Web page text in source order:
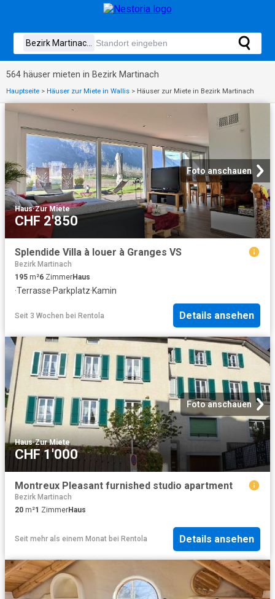
564 häuser mieten in Bezirk Martinach
Hauptseite > Häuser zur Miete in Wallis > Häuser zur Miete in Bezirk Martinach
Foto anschauen
Haus·Zur Miete
CHF 2'850
Splendide Villa à louer à Granges VS
Bezirk Martinach
195 m²6 ZimmerHaus
·Terrasse·Parkplatz·Kamin
Seit 3 Wochen bei Rentola Details ansehen
Foto anschauen
Haus·Zur Miete
CHF 1'000
Montreux Pleasant furnished studio apartment
Bezirk Martinach
20 m²1 ZimmerHaus
Seit mehr als einem Monat bei Rentola Details ansehen